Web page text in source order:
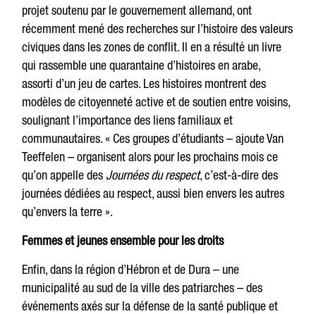
projet soutenu par le gouvernement allemand, ont
récemment mené des recherches sur l’histoire des valeurs
civiques dans les zones de conflit. Il en a résulté un livre
qui rassemble une quarantaine d’histoires en arabe,
assorti d’un jeu de cartes. Les histoires montrent des
modèles de citoyenneté active et de soutien entre voisins,
soulignant l’importance des liens familiaux et
communautaires. « Ces groupes d’étudiants – ajoute Van
Teeffelen – organisent alors pour les prochains mois ce
qu’on appelle des Journées du respect, c’est-à-dire des
journées dédiées au respect, aussi bien envers les autres
qu’envers la terre ».
Femmes et jeunes ensemble pour les droits
Enfin, dans la région d’Hébron et de Dura – une
municipalité au sud de la ville des patriarches – des
événements axés sur la défense de la santé publique et